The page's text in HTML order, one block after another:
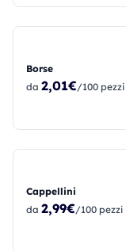
Borse
da 2,01€/100 pezzi
Cappellini
da 2,99€/100 pezzi